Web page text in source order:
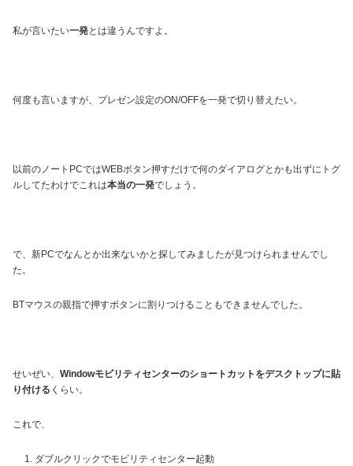
私が言いたい一発とは違うんですよ。
何度も言いますが、プレゼン設定のON/OFFを一発で切り替えたい。
以前のノートPCではWEBボタン押すだけで何のダイアログとかも出ずにトグ
ルしてたわけでこれは本当の一発でしょう。
で、新PCでなんとか出来ないかと探してみましたが見つけられませんでし
た。
BTマウスの親指で押すボタンに割りつけることもできませんでした。
せいぜい、 Windowモビリティセンターのショートカットをデスクトップに貼
り付ける くらい。
これで、
ダブルクリックでモビリティセンター起動